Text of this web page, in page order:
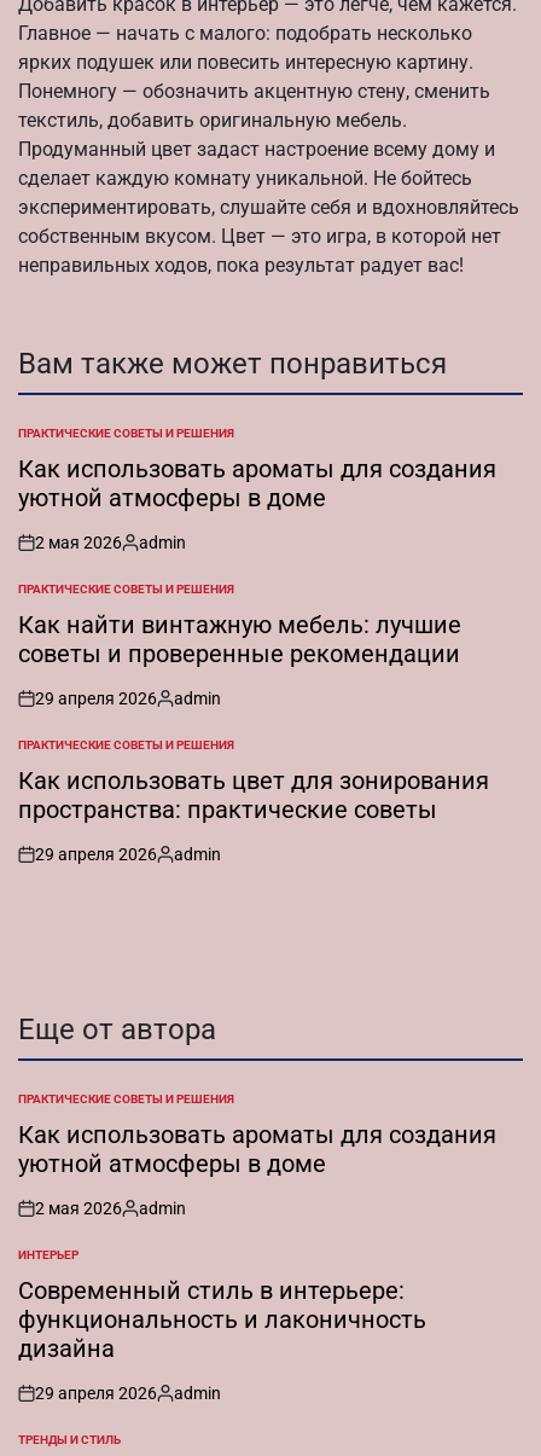
Главное — начать с малого: подобрать несколько
ярких подушек или повесить интересную картину.
Понемногу — обозначить акцентную стену, сменить
текстиль, добавить оригинальную мебель.
Продуманный цвет задаст настроение всему дому и
сделает каждую комнату уникальной. Не бойтесь
экспериментировать, слушайте себя и вдохновляйтесь
собственным вкусом. Цвет — это игра, в которой нет
неправильных ходов, пока результат радует вас!
Вам также может понравиться
ОПУБЛИКОВАНО
В
ПРАКТИЧЕСКИЕ СОВЕТЫ И РЕШЕНИЯ
Как использовать ароматы для создания
уютной атмосферы в доме
on
2 мая 2026
Запись
admin
ОПУБЛИКОВАНО
В
ПРАКТИЧЕСКИЕ СОВЕТЫ И РЕШЕНИЯ
Как найти винтажную мебель: лучшие
советы и проверенные рекомендации
on
29 апреля 2026
Запись
admin
ОПУБЛИКОВАНО
В
ПРАКТИЧЕСКИЕ СОВЕТЫ И РЕШЕНИЯ
Как использовать цвет для зонирования
пространства: практические советы
on
29 апреля 2026
Запись
admin
Еще от автора
ОПУБЛИКОВАНО
В
ПРАКТИЧЕСКИЕ СОВЕТЫ И РЕШЕНИЯ
Как использовать ароматы для создания
уютной атмосферы в доме
on
2 мая 2026
Запись
admin
ОПУБЛИКОВАНО
В
ИНТЕРЬЕР
Современный стиль в интерьере:
функциональность и лаконичность
дизайна
on
29 апреля 2026
Запись
admin
ОПУБЛИКОВАНО
ТРЕНДЫ И СТИЛЬ